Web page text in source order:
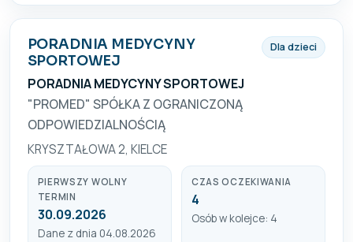
PORADNIA MEDYCYNY
SPORTOWEJ
PORADNIA MEDYCYNY SPORTOWEJ
"PROMED" SPÓŁKA Z OGRANICZONĄ
ODPOWIEDZIALNOŚCIĄ
KRYSZTAŁOWA 2, KIELCE
Dla dzieci
PIERWSZY WOLNY
TERMIN
30.09.2026
Dane z dnia 04.08.2026
CZAS OCZEKIWANIA
4
Osób w kolejce: 4